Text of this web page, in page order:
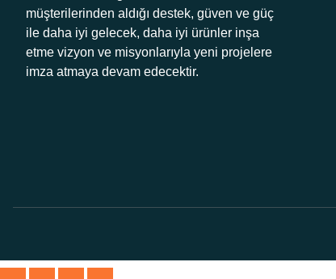
müşterilerinden aldığı destek, güven ve güç
ile daha iyi gelecek, daha iyi ürünler inşa
etme vizyon ve misyonlarıyla yeni projelere
imza atmaya devam edecektir.